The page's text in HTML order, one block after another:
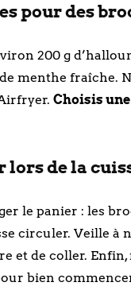
pour des
200 g
menthe fraîche.
Choisis
de la
le panier : les
circuler. Veille à
et de coller. Enfin,
bien